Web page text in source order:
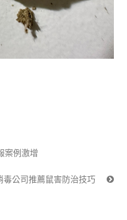
案例激增
毒公司推薦鼠害防治技巧